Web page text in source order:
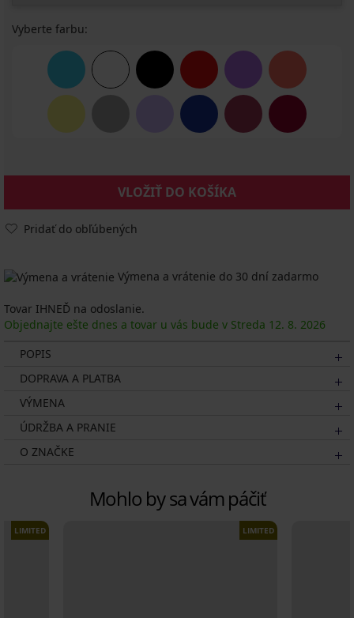
Vyberte farbu:
VLOŽIŤ DO KOŠÍKA
Pridať do obľúbených
Výmena a vrátenie do 30 dní zadarmo
Tovar IHNEĎ na odoslanie.
Objednajte ešte dnes a tovar u vás bude v Streda 12. 8. 2026
POPIS
DOPRAVA A PLATBA
VÝMENA
ÚDRŽBA A PRANIE
O ZNAČKE
Mohlo by sa vám páčiť
LIMITED LIMITED